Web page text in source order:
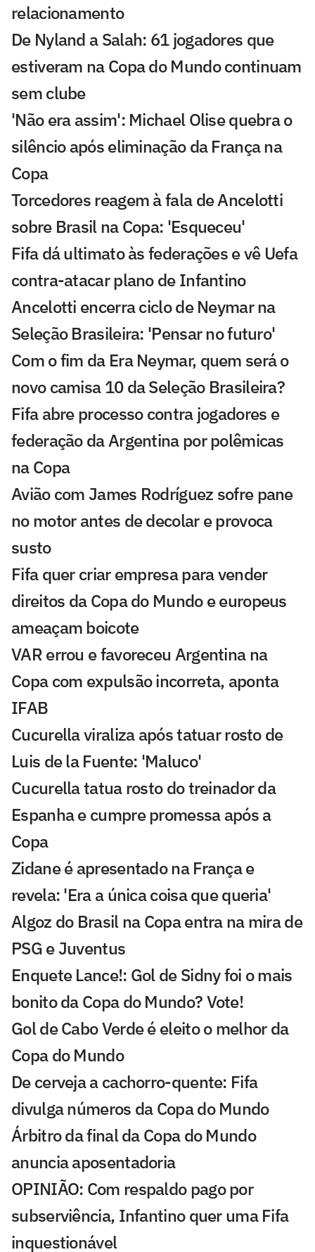
relacionamento
De Nyland a Salah: 61 jogadores que
estiveram na Copa do Mundo continuam
sem clube
'Não era assim': Michael Olise quebra o
silêncio após eliminação da França na
Copa
Torcedores reagem à fala de Ancelotti
sobre Brasil na Copa: 'Esqueceu'
Fifa dá ultimato às federações e vê Uefa
contra-atacar plano de Infantino
Ancelotti encerra ciclo de Neymar na
Seleção Brasileira: 'Pensar no futuro'
Com o fim da Era Neymar, quem será o
novo camisa 10 da Seleção Brasileira?
Fifa abre processo contra jogadores e
federação da Argentina por polêmicas
na Copa
Avião com James Rodríguez sofre pane
no motor antes de decolar e provoca
susto
Fifa quer criar empresa para vender
direitos da Copa do Mundo e europeus
ameaçam boicote
VAR errou e favoreceu Argentina na
Copa com expulsão incorreta, aponta
IFAB
Cucurella viraliza após tatuar rosto de
Luis de la Fuente: 'Maluco'
Cucurella tatua rosto do treinador da
Espanha e cumpre promessa após a
Copa
Zidane é apresentado na França e
revela: 'Era a única coisa que queria'
Algoz do Brasil na Copa entra na mira de
PSG e Juventus
Enquete Lance!: Gol de Sidny foi o mais
bonito da Copa do Mundo? Vote!
Gol de Cabo Verde é eleito o melhor da
Copa do Mundo
De cerveja a cachorro-quente: Fifa
divulga números da Copa do Mundo
Árbitro da final da Copa do Mundo
anuncia aposentadoria
OPINIÃO: Com respaldo pago por
subserviência, Infantino quer uma Fifa
inquestionável